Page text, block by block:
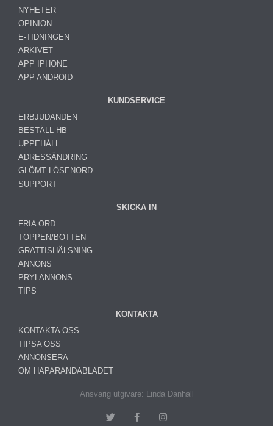
NYHETER
OPINION
E-TIDNINGEN
ARKIVET
APP IPHONE
APP ANDROID
KUNDSERVICE
ERBJUDANDEN
BESTÄLL HB
UPPEHÅLL
ADRESSÄNDRING
GLÖMT LÖSENORD
SUPPORT
SKICKA IN
FRIA ORD
TOPPEN/BOTTEN
GRATTISHÄLSNING
ANNONS
PRYLANNONS
TIPS
KONTAKTA
KONTAKTA OSS
TIPSA OSS
ANNONSERA
OM HAPARANDABLADET
Ansvarig utgivare: Linda Danhall